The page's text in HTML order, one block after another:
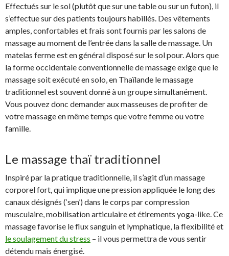
Effectués sur le sol (plutôt que sur une table ou sur un futon), il
s’effectue sur des patients toujours habillés. Des vêtements
amples, confortables et frais sont fournis par les salons de
massage au moment de l’entrée dans la salle de massage. Un
matelas ferme est en général disposé sur le sol pour. Alors que
la forme occidentale conventionnelle de massage exige que le
massage soit exécuté en solo, en Thaïlande le massage
traditionnel est souvent donné à un groupe simultanément.
Vous pouvez donc demander aux masseuses de profiter de
votre massage en même temps que votre femme ou votre
famille.
Le massage thaï traditionnel
Inspiré par la pratique traditionnelle, il s’agit d’un massage
corporel fort, qui implique une pression appliquée le long des
canaux désignés (‘sen’) dans le corps par compression
musculaire, mobilisation articulaire et étirements yoga-like. Ce
massage favorise le flux sanguin et lymphatique, la flexibilité et
le soulagement du stress – il vous permettra de vous sentir
détendu mais énergisé.